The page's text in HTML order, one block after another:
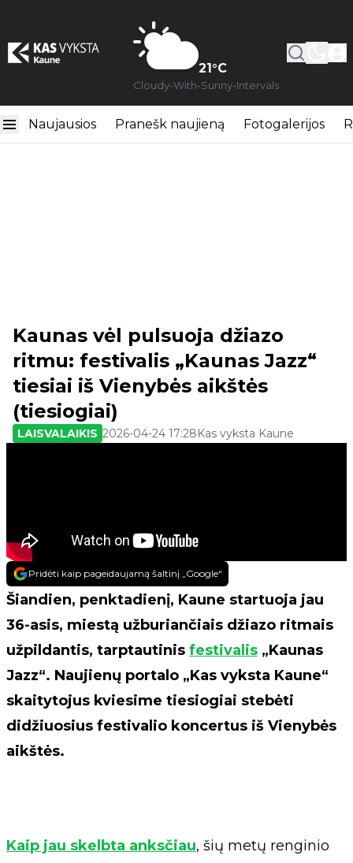
21°C
Cloudy-With-Sunny-Intervals
Naujausios Pranešk naujieną Fotogalerijos
Kaunas vėl pulsuoja džiazo
ritmu: festivalis „Kaunas Jazz“
tiesiai iš Vienybės aikštės
(tiesiogiai)
LAISVALAIKIS 2026-04-24 17:28Kas vyksta Kaune
Pridėti kaip pageidaujamą šaltinį „Google“
Šiandien, penktadienį, Kaune startuoja jau
36-asis, miestą užburiančiais džiazo ritmais
užpildantis, tarptautinis festivalis „Kaunas
Jazz“. Naujienų portalo „Kas vyksta Kaune“
skaitytojus kviesime tiesiogiai stebėti
didžiuosius festivalio koncertus iš Vienybės
aikštės.
Kaip jau skelbta anksčiau, šių metų renginio